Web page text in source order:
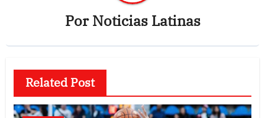
PorNoticias Latinas
Related Post